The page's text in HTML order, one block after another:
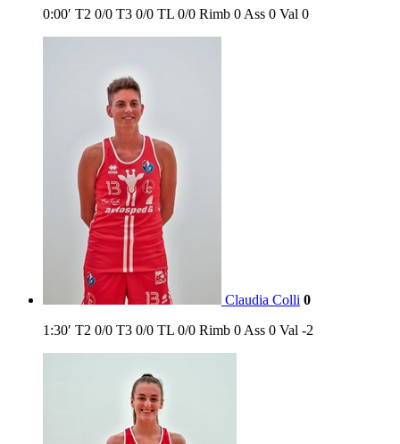
0:00′ T2 0/0 T3 0/0 TL 0/0 Rimb 0 Ass 0 Val 0
Claudia Colli 0
1:30′ T2 0/0 T3 0/0 TL 0/0 Rimb 0 Ass 0 Val -2